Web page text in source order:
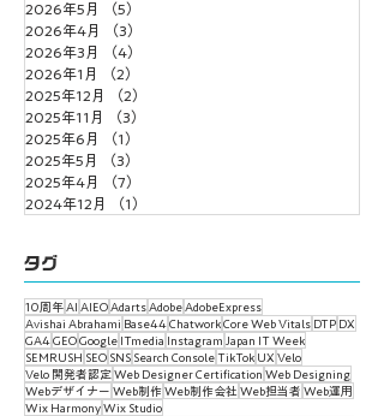
2026年5月
（5）
2026年4月
（3）
2026年3月
（4）
2026年1月
（2）
2025年12月
（2）
2025年11月
（3）
2025年6月
（1）
2025年5月
（3）
2025年4月
（7）
2024年12月
（1）
タグ
10周年 AI AIEO Adarts Adobe AdobeExpress
Avishai Abrahami Base44 Chatwork Core Web Vitals DTP DX
GA4 GEO Google ITmedia Instagram Japan IT Week
SEMRUSH SEO SNS Search Console TikTok UX Velo
Velo 開発者認定 Web Designer Certification Web Designing
Webデザイナー Web制作 Web制作会社 Web担当者 Web運用
Wix Harmony Wix Studio